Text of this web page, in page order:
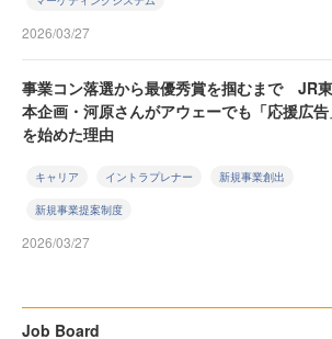
2026/03/27
事業コン落選から最優秀賞を掴むまで JR
本企画・河原さんがアウェーでも「応援広告
を始めた理由
キャリア イントラプレナー 新規事業創出
新規事業提案制度
2026/03/27
Job Board